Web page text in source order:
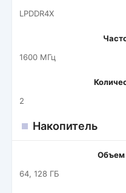
LPDDR4X
1600 МГц
2
Накопитель
Объем
64, 128 ГБ